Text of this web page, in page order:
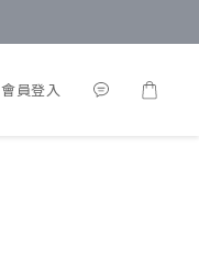
Kalulala
會員登入